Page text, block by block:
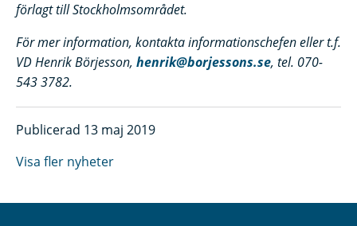
förlagt till Stockholmsområdet.
För mer information, kontakta informationschefen eller t.f.
VD Henrik Börjesson, henrik@borjessons.se, tel. 070-
543 3782.
Publicerad 13 maj 2019
Visa fler nyheter